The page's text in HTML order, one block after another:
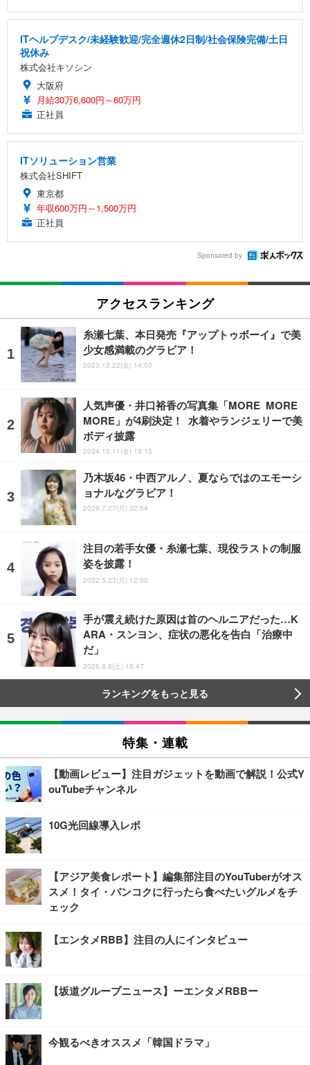
ITヘルプデスク/未経験歓迎/完全週休2日制/社会保険完備/土日
祝休み
株式会社キソシン
大阪府
月給30万6,600円～60万円
正社員
ITソリューション営業
株式会社SHIFT
東京都
年収600万円～1,500万円
正社員
Sponsored by
アクセスランキング
糸瀬七葉、本日発売『アップトゥボーイ』で美
少女感満載のグラビア！
2023.12.22(金) 14:50
人気声優・井口裕香の写真集「MORE MORE
MORE」が4刷決定！ 水着やランジェリーで美
ボディ披露
2024.10.11(金) 19:15
乃木坂46・中西アルノ、夏ならではのエモーシ
ョナルなグラビア！
2026.7.27(月) 22:54
注目の若手女優・糸瀬七葉、現役ラストの制服
姿を披露！
2022.5.23(月) 12:00
手が震え続けた原因は首のヘルニアだった…K
ARA・スンヨン、症状の悪化を告白「治療中
だ」
2026.8.8(土) 15:47
ランキングをもっと見る
特集・連載
【動画レビュー】注目ガジェットを動画で解説！公式Y
ouTubeチャンネル
10G光回線導入レポ
【アジア美食レポート】編集部注目のYouTuberがオス
スメ！タイ・バンコクに行ったら食べたいグルメをチ
ェック
【エンタメRBB】注目の人にインタビュー
【坂道グループニュース】ーエンタメRBBー
今観るべきオススメ「韓国ドラマ」